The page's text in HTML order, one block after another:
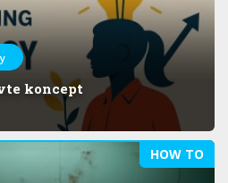
koncept
HOW TO